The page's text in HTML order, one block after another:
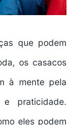
que podem
os casacos
à mente pela
praticidade.
eles podem